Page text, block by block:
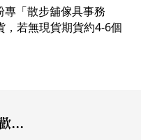
「散步舖傢具事務
，若無現貨期貨約4-6個
...